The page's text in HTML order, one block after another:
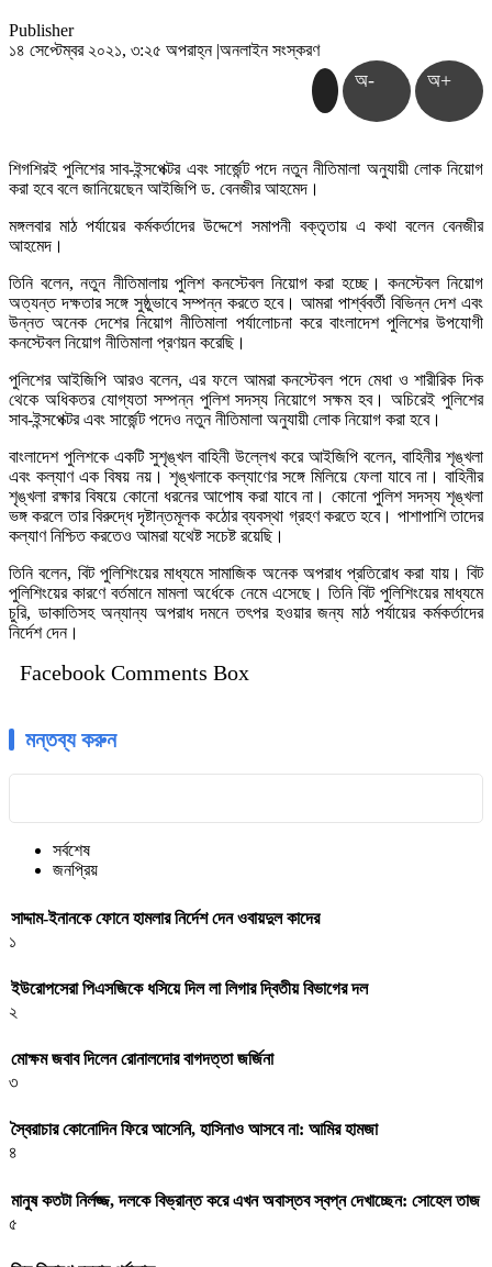
Publisher
১৪ সেপ্টেম্বর ২০২১, ৩:২৫ অপরাহ্ন |অনলাইন সংস্করণ
অ- অ+
শিগশিরই পুলিশের সাব-ইন্সপেক্টর এবং সার্জেন্ট পদে নতুন নীতিমালা অনুযায়ী লোক নিয়োগ
করা হবে বলে জানিয়েছেন আইজিপি ড. বেনজীর আহমেদ।
মঙ্গলবার মাঠ পর্যায়ের কর্মকর্তাদের উদ্দেশে সমাপনী বক্তৃতায় এ কথা বলেন বেনজীর
আহমেদ।
তিনি বলেন, নতুন নীতিমালায় পুলিশ কনস্টেবল নিয়োগ করা হচ্ছে। কনস্টেবল নিয়োগ
অত্যন্ত দক্ষতার সঙ্গে সুষ্ঠুভাবে সম্পন্ন করতে হবে। আমরা পার্শ্ববর্তী বিভিন্ন দেশ এবং
উন্নত অনেক দেশের নিয়োগ নীতিমালা পর্যালোচনা করে বাংলাদেশ পুলিশের উপযোগী
কনস্টেবল নিয়োগ নীতিমালা প্রণয়ন করেছি।
পুলিশের আইজিপি আরও বলেন, এর ফলে আমরা কনস্টেবল পদে মেধা ও শারীরিক দিক
থেকে অধিকতর যোগ্যতা সম্পন্ন পুলিশ সদস্য নিয়োগে সক্ষম হব। অচিরেই পুলিশের
সাব-ইন্সপেক্টর এবং সার্জেন্ট পদেও নতুন নীতিমালা অনুযায়ী লোক নিয়োগ করা হবে।
বাংলাদেশ পুলিশকে একটি সুশৃঙ্খল বাহিনী উল্লেখ করে আইজিপি বলেন, বাহিনীর শৃঙ্খলা
এবং কল্যাণ এক বিষয় নয়। শৃঙ্খলাকে কল্যাণের সঙ্গে মিলিয়ে ফেলা যাবে না। বাহিনীর
শৃঙ্খলা রক্ষার বিষয়ে কোনো ধরনের আপোষ করা যাবে না। কোনো পুলিশ সদস্য শৃঙ্খলা
ভঙ্গ করলে তার বিরুদ্ধে দৃষ্টান্তমূলক কঠোর ব্যবস্থা গ্রহণ করতে হবে। পাশাপাশি তাদের
কল্যাণ নিশ্চিত করতেও আমরা যথেষ্ট সচেষ্ট রয়েছি।
তিনি বলেন, বিট পুলিশিংয়ের মাধ্যমে সামাজিক অনেক অপরাধ প্রতিরোধ করা যায়। বিট
পুলিশিংয়ের কারণে বর্তমানে মামলা অর্ধেকে নেমে এসেছে। তিনি বিট পুলিশিংয়ের মাধ্যমে
চুরি, ডাকাতিসহ অন্যান্য অপরাধ দমনে তৎপর হওয়ার জন্য মাঠ পর্যায়ের কর্মকর্তাদের
নির্দেশ দেন।
Facebook Comments Box
মন্তব্য করুন
সর্বশেষ
জনপ্রিয়
সাদ্দাম-ইনানকে ফোনে হামলার নির্দেশ দেন ওবায়দুল কাদের
১
ইউরোপসেরা পিএসজিকে ধসিয়ে দিল লা লিগার দ্বিতীয় বিভাগের দল
২
মোক্ষম জবাব দিলেন রোনালদোর বাগদত্তা জর্জিনা
৩
স্বৈরাচার কোনোদিন ফিরে আসেনি, হাসিনাও আসবে না: আমির হামজা
৪
মানুষ কতটা নির্লজ্জ, দলকে বিভ্রান্ত করে এখন অবাস্তব স্বপ্ন দেখাচ্ছেন: সোহেল তাজ
৫